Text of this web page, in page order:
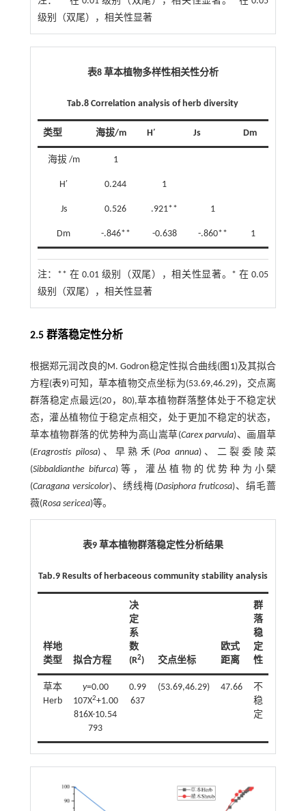
级别（双尾），相关性显著
表8 草本植物多样性相关性分析
Tab.8 Correlation analysis of herb diversity
类型 海拔/m H′ Js Dm
海拔 /m 1
H′ 0.244 1
Js 0.526 .921** 1
Dm -.846** -0.638 -.860** 1
注： ** 在 0.01 级别（双尾），相关性显著。* 在 0.05
级别（双尾），相关性显著
2.5 群落稳定性分析
根据郑元润改良的M. Godron稳定性拟合曲线(图1)及其拟合
方程(表9)可知，草本植物交点坐标为(53.69,46.29)，交点离
群落稳定点最远(20，80),草本植物群落整体处于不稳定状
态，灌丛植物位于稳定点相交，处于更加不稳定的状态，
草本植物群落的优势种为高山嵩草(Carex parvula)、画眉草
(Eragrostis pilosa)、早熟禾(Poa annua)、二裂委陵菜
(Sibbaldianthe bifurca)等，灌丛植物的优势种为小檗
(Caragana versicolor)、绣线梅(Dasiphora fruticosa)、绢毛蔷
薇(Rosa sericea)等。
表9 草本植物群落稳定性分析结果
Tab.9 Results of herbaceous community stability analysis
样地
类型
拟合方程
决
定
系
数
(R2) 交点坐标
欧式
距离
群
落
稳
定
性
草本
Herb
y=0.00
107X2+1.00
816X-10.54
793
0.99
637
(53.69,46.29) 47.66
不
稳
定